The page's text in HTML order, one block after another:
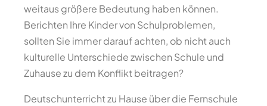
weitaus größere Bedeutung haben können.
Berichten Ihre Kinder von Schulproblemen,
sollten Sie immer darauf achten, ob nicht auch
kulturelle Unterschiede zwischen Schule und
Zuhause zu dem Konflikt beitragen?
Deutschunterricht zu Hause über die Fernschule